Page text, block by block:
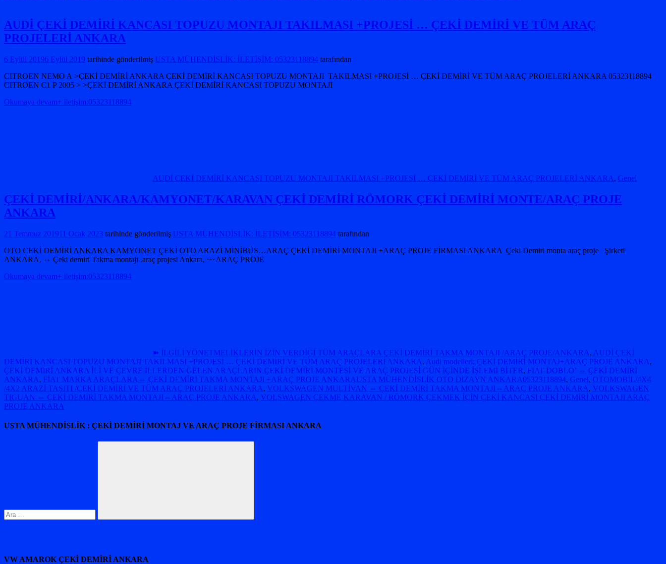
AUDİ ÇEKİ DEMİRİ KANCASI TOPUZU MONTAJI TAKILMASI +PROJESİ … ÇEKİ DEMİRİ VE TÜM ARAÇ
PROJELERİ ANKARA
6 Eylül 20196 Eylül 2019 tarihinde gönderilmiş USTA MÜHENDİSLİK: İLETİŞİM: 05323118894 tarafından
CITROEN NEMO A >ÇEKİ DEMİRİ ANKARA ÇEKİ DEMİRİ KANCASI TOPUZU MONTAJI TAKILMASI +PROJESİ … ÇEKİ DEMİRİ VE TÜM ARAÇ PROJELERİ ANKARA 05323118894
CITROEN C1 P 2005 > >ÇEKİ DEMİRİ ANKARA ÇEKİ DEMİRİ KANCASI TOPUZU MONTAJI
Okumaya devam+ iletişim:05323118894
AUDİ ÇEKİ DEMİRİ KANCASI TOPUZU MONTAJI TAKILMASI +PROJESİ … ÇEKİ DEMİRİ VE TÜM ARAÇ PROJELERİ ANKARA, Genel
ÇEKİ DEMİRİ/ANKARA/KAMYONET/KARAVAN ÇEKİ DEMİRİ RÖMORK ÇEKİ DEMİRİ MONTE/ARAÇ PROJE
ANKARA
21 Temmuz 201911 Ocak 2023 tarihinde gönderilmiş USTA MÜHENDİSLİK: İLETİŞİM: 05323118894 tarafından
OTO CEKİ DEMİRİ ANKARA KAMYONET ÇEKİ OTO ARAZİ MİNİBÜS…ARAÇ ÇEKİ DEMİRİ MONTAJI +ARAÇ PROJE FİRMASI ANKARA Çeki Demiri monta araç proje Şirketi
ANKARA, ⇔ Çeki demiri Takma montajı .araç projesi Ankara, ~~ARAÇ PROJE
Okumaya devam+ iletişim:05323118894
➽ İLGİLİ YÖNETMELİKLERİN İZİN VERDİGİ TÜM ARAÇLARA ÇEKİ DEMİRİ TAKMA MONTAJI /ARAÇ PROJE/ANKARA, AUDİ ÇEKİ
DEMİRİ KANCASI TOPUZU MONTAJI TAKILMASI +PROJESİ … ÇEKİ DEMİRİ VE TÜM ARAÇ PROJELERİ ANKARA, Audi modelleri; ÇEKİ DEMİRİ MONTAJ+ARAÇ PROJE ANKARA,
ÇEKİ DEMİRİ ANKARA İLİ VE ÇEVRE İLLERDEN GELEN ARAÇLARIN ÇEKİ DEMİRİ MONTESİ VE ARAÇ PROJESİ GÜN İÇİNDE İŞLEMİ BİTER, FIAT DOBLO’ ⇔ ÇEKİ DEMİRİ
ANKARA, FİAT MARKA ARAÇLARA⇔ ÇEKİ DEMİRİ TAKMA MONTAJI +ARAÇ PROJE ANKARAUSTA MÜHENDİSLİK OTO DİZAYN ANKARA05323118894, Genel, OTOMOBİL/4X4
/4X2 ARAZİ TAŞITI /ÇEKİ DEMİRİ VE TÜM ARAÇ PROJELERİ ANKARA, VOLKSWAGEN MULTİVAN ⇔ ÇEKİ DEMİRİ TAKMA MONTAJI⇔ARAÇ PROJE ANKARA, VOLKSWAGEN
TIGUAN ⇔ ÇEKİ DEMİRİ TAKMA MONTAJI⇔ARAÇ PROJE ANKARA, VOLSWAGEN ÇEKME KARAVAN / RÖMORK ÇEKMEK İÇİN ÇEKİ KANCASI ÇEKİ DEMİRİ MONTAJI ARAÇ
PROJE ANKARA
USTA MÜHENDİSLİK : ÇEKİ DEMİRİ MONTAJ VE ARAÇ PROJE FİRMASI ANKARA
Ara
VW AMAROK ÇEKİ DEMİRİ ANKARA